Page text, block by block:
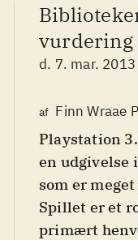
vurdering
d. 7. mar. 2013
af Finn Wraae
Playstation
en udgivelse
som er
Spillet er et
primært